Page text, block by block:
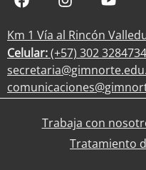
Km 1 Vía al Rincón
Celular:(+57) 302 3284734
Trabaja con
Tratamiento